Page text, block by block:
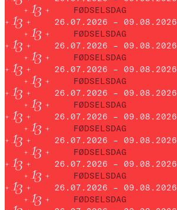
FØDSELSDAG
26.07.2026 – 09.08.2026
FØDSELSDAG
26.07.2026 – 09.08.2026
FØDSELSDAG
26.07.2026 – 09.08.2026
FØDSELSDAG
26.07.2026 – 09.08.2026
FØDSELSDAG
26.07.2026 – 09.08.2026
FØDSELSDAG
26.07.2026 – 09.08.2026
FØDSELSDAG
26.07.2026 – 09.08.2026
FØDSELSDAG
26.07.2026 – 09.08.2026
FØDSELSDAG